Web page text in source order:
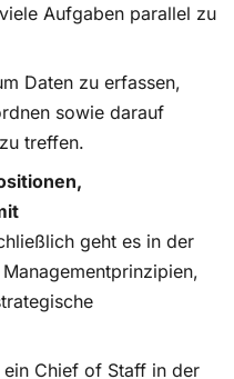
Aufgaben parallel zu
Daten zu erfassen,
sowie darauf
treffen.
geht es in der
ein Chief of Staff in der